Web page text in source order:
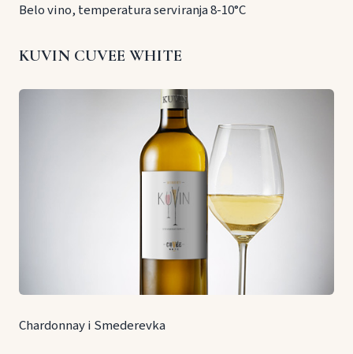
Belo vino, temperatura serviranja 8-10°C
KUVIN CUVEE WHITE
Chardonnay i Smederevka